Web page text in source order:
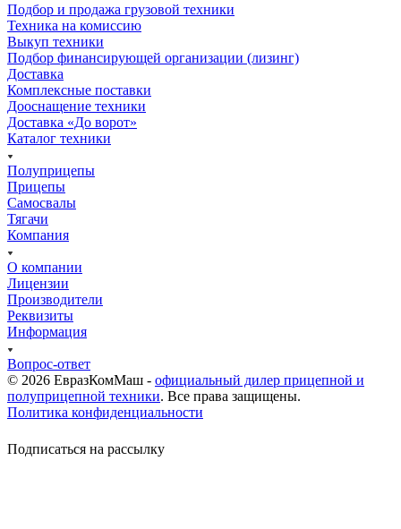
Подбор и продажа грузовой техники
Техника на комиссию
Выкуп техники
Подбор финансирующей организации (лизинг)
Доставка
Комплексные поставки
Дооснащение техники
Доставка «До ворот»
Каталог техники
Полуприцепы
Прицепы
Самосвалы
Тягачи
Компания
О компании
Лицензии
Производители
Реквизиты
Информация
Вопрос-ответ
© 2026 ЕвразКомМаш - официальный дилер прицепной и
полуприцепной техники. Все права защищены.
Политика конфиденциальности
Подписаться на рассылку